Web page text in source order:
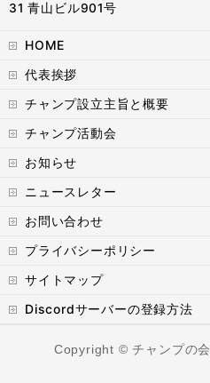
31 青山ビル901号
HOME
代表挨拶
チャンプ設立主旨と概要
チャンプ活動会
お知らせ
ニュースレター
お問い合わせ
プライバシーポリシー
サイトマップ
Discordサーバーの登録方法
Copyright © チャンプの会